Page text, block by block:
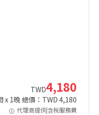
TWD4,180
x 1晚 總價：TWD 4,180
代理商提供|含稅服務費